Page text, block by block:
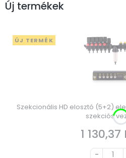
Új termékek
ÚJ TERMÉK
Szekcionális HD elosztó (5+2)
szekciós
Ár
1 130,37
-